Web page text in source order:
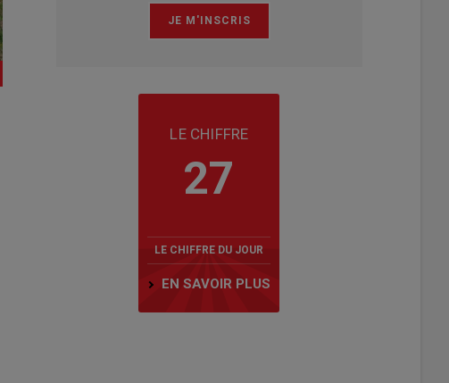
LE CHIFFRE
27
LE CHIFFRE DU JOUR
EN SAVOIR PLUS